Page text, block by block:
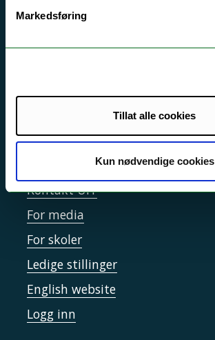
Markedsføring
Tillat alle cookies
Kun nødvendige cookies
Si ifra!
Informasjonskapsler
Tilgjengelighetserklæring
Kontakt UiT
For media
For skoler
Ledige stillinger
English website
Logg inn